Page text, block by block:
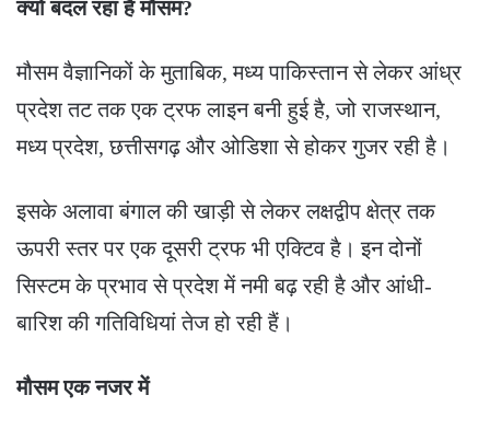
क्यों बदल रहा है मौसम?
मौसम वैज्ञानिकों के मुताबिक, मध्य पाकिस्तान से लेकर आंध्र
प्रदेश तट तक एक ट्रफ लाइन बनी हुई है, जो राजस्थान,
मध्य प्रदेश, छत्तीसगढ़ और ओडिशा से होकर गुजर रही है।
इसके अलावा बंगाल की खाड़ी से लेकर लक्षद्वीप क्षेत्र तक
ऊपरी स्तर पर एक दूसरी ट्रफ भी एक्टिव है। इन दोनों
सिस्टम के प्रभाव से प्रदेश में नमी बढ़ रही है और आंधी-
बारिश की गतिविधियां तेज हो रही हैं।
मौसम एक नजर में